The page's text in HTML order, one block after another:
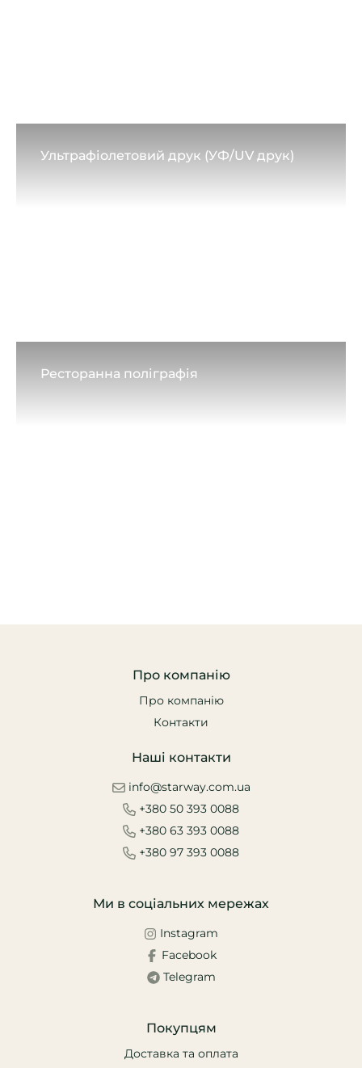
Ультрафіолетовий друк (УФ/UV друк)
Ресторанна поліграфія
Про компанію
Про компанію
Контакти
Наші контакти
info@starway.com.ua
+380 50 393 0088
+380 63 393 0088
+380 97 393 0088
Ми в соціальних мережах
Instagram
Facebook
Telegram
Покупцям
Доставка та оплата